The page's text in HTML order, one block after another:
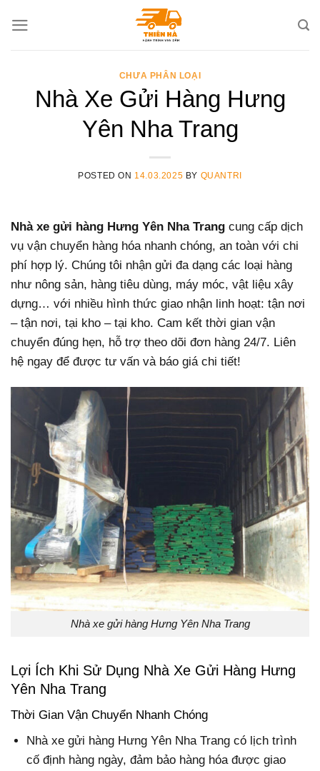
CHƯA PHÂN LOẠI
Nhà Xe Gửi Hàng Hưng
Yên Nha Trang
POSTED ON 14.03.2025 BY QUANTRI
Nhà xe gửi hàng Hưng Yên Nha Trang cung cấp dịch
vụ vận chuyển hàng hóa nhanh chóng, an toàn với chi
phí hợp lý. Chúng tôi nhận gửi đa dạng các loại hàng
như nông sản, hàng tiêu dùng, máy móc, vật liệu xây
dựng… với nhiều hình thức giao nhận linh hoạt: tận nơi
– tận nơi, tại kho – tại kho. Cam kết thời gian vận
chuyển đúng hẹn, hỗ trợ theo dõi đơn hàng 24/7. Liên
hệ ngay để được tư vấn và báo giá chi tiết!
Nhà xe gửi hàng Hưng Yên Nha Trang
Lợi Ích Khi Sử Dụng Nhà Xe Gửi Hàng Hưng
Yên Nha Trang
Thời Gian Vận Chuyển Nhanh Chóng
Nhà xe gửi hàng Hưng Yên Nha Trang có lịch trình
cố định hàng ngày, đảm bảo hàng hóa được giao